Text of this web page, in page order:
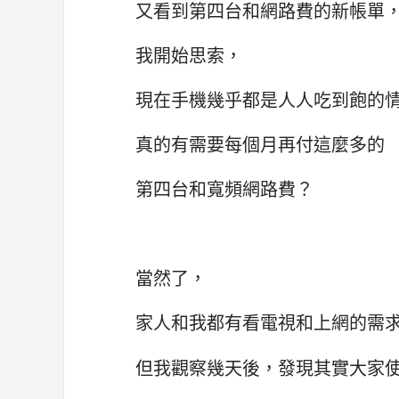
又看到第四台和網路費的新帳單，
我開始思索，
現在手機幾乎都是人人吃到飽的
真的有需要每個月再付這麼多的
第四台和寬頻網路費？
當然了，
家人和我都有看電視和上網的需
但我觀察幾天後，發現其實大家